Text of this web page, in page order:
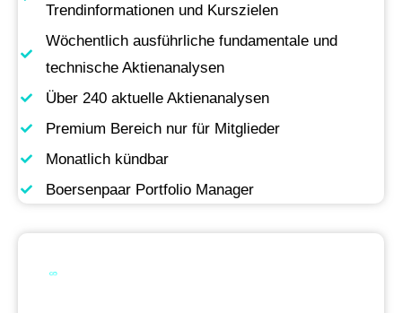
Trendinformationen und Kurszielen
Wöchentlich ausführliche fundamentale und
technische Aktienanalysen
Über 240 aktuelle Aktienanalysen
Premium Bereich nur für Mitglieder
Monatlich kündbar
Boersenpaar Portfolio Manager